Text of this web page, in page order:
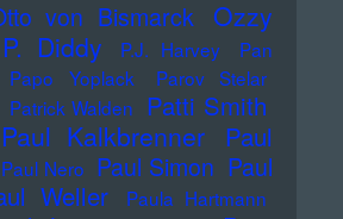
von Bismarck Ozzy
P. Diddy P.J. Harvey
Pan
Papo Yoplack
Parov Stelar
Patrick Walden Patti Smith
Paul Kalkbrenner
Paul
Paul Nero Paul Simon Paul
Weller Paula Hartmann